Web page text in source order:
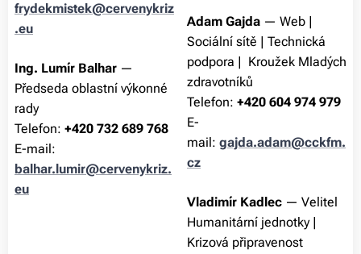
frydekmistek@cervenykriz
.eu
Ing. Lumír Balhar —
Předseda oblastní výkonné
rady
Telefon: +420 732 689 768
E-mail:
balhar.lumir@cervenykriz.
eu
Adam Gajda — Web |
Sociální sítě | Technická
podpora | Kroužek Mladých
zdravotníků
Telefon: +420 604 974 979
E-
mail: gajda.adam@cckfm.
cz
Vladimír Kadlec — Velitel
Humanitární jednotky |
Krizová připravenost